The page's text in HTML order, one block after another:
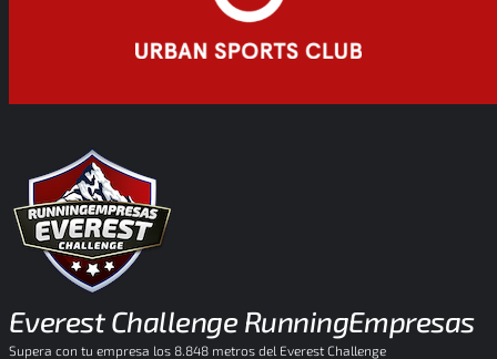
Everest Challenge RunningEmpresas
Supera con tu empresa los 8.848 metros del Everest Challenge